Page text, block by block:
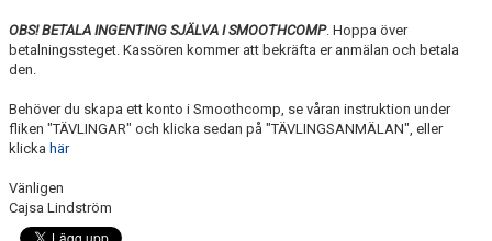
OBS! BETALA INGENTING SJÄLVA I SMOOTHCOMP. Hoppa över
betalningssteget. Kassören kommer att bekräfta er anmälan och betala
den.
Behöver du skapa ett konto i Smoothcomp, se våran instruktion under
fliken "TÄVLINGAR" och klicka sedan på "TÄVLINGSANMÄLAN", eller
klicka här
Vänligen
Cajsa Lindström